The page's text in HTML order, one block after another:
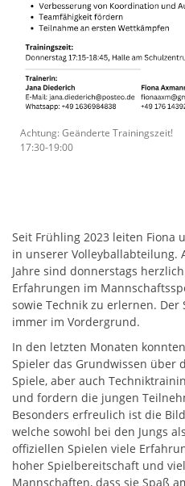
Achtung: Geänderte Trainingszeit!
17:30-19:00
Seit Frühling 2023 leiten Fiona
in unserer Volleyballabteilung.
Jahre sind donnerstags
Erfahrungen im
sowie Technik zu erlernen. Der
immer im Vordergrund.
In den letzten Monaten
Spieler das Grundwissen über
Spiele, aber auch
und fordern die jungen
Besonders erfreulich ist die
welche sowohl bei den Jungs
offiziellen Spielen viele
hoher Spielbereitschaft und
Mannschaften, dass sie Spaß